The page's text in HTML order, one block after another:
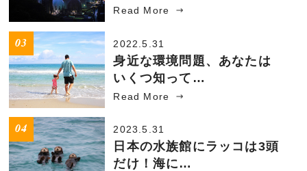
Read More
2022.5.31
身近な環境問題、あなたは
いくつ知って…
Read More
2023.5.31
日本の水族館にラッコは3頭
だけ！海に…